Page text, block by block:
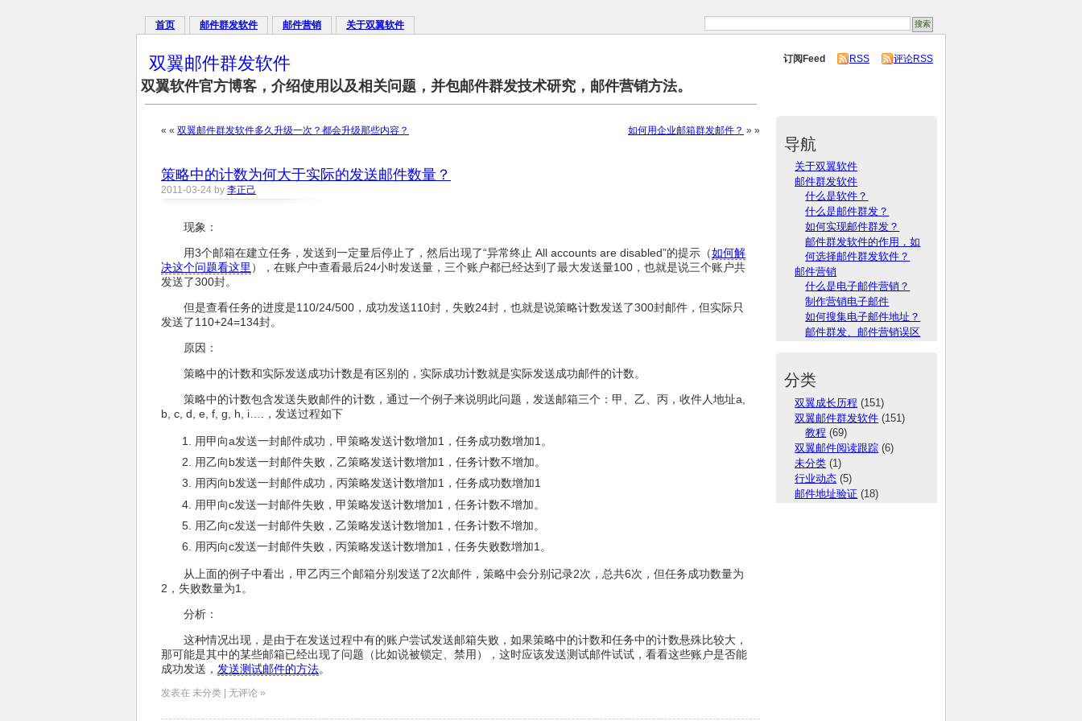
首页 邮件群发软件 邮件营销 关于双翼软件
双翼邮件群发软件
双翼软件官方博客，介绍使用以及相关问题，并包邮件群发技术研究，邮件营销方法。
订阅Feed RSS 评论RSS
« « 双翼邮件群发软件多久升级一次？都会升级那些内容？ 如何用企业邮箱群发邮件？ » »
策略中的计数为何大于实际的发送邮件数量？
2011-03-24 by 李正己
现象：
用3个邮箱在建立任务，发送到一定量后停止了，然后出现了“异常终止 All accounts are disabled”的提示（如何解
决这个问题看这里 ），在账户中查看最后24小时发送量，三个账户都已经达到了最大发送量100，也就是说三个账户共
发送了300封。
但是查看任务的进度是110/24/500，成功发送110封，失败24封，也就是说策略计数发送了300封邮件，但实际只
发送了110+24=134封。
原因：
策略中的计数和实际发送成功计数是有区别的，实际成功计数就是实际发送成功邮件的计数。
策略中的计数包含发送失败邮件的计数，通过一个例子来说明此问题，发送邮箱三个：甲、乙、丙，收件人地址a,
b, c, d, e, f, g, h, i….，发送过程如下
用甲向a发送一封邮件成功，甲策略发送计数增加1，任务成功数增加1。
用乙向b发送一封邮件失败，乙策略发送计数增加1，任务计数不增加。
用丙向b发送一封邮件成功，丙策略发送计数增加1，任务成功数增加1
用甲向c发送一封邮件失败，甲策略发送计数增加1，任务计数不增加。
用乙向c发送一封邮件失败，乙策略发送计数增加1，任务计数不增加。
用丙向c发送一封邮件失败，丙策略发送计数增加1，任务失败数增加1。
从上面的例子中看出，甲乙丙三个邮箱分别发送了2次邮件，策略中会分别记录2次，总共6次，但任务成功数量为
2，失败数量为1。
分析：
这种情况出现，是由于在发送过程中有的账户尝试发送邮箱失败，如果策略中的计数和任务中的计数悬殊比较大，
那可能是其中的某些邮箱已经出现了问题（比如说被锁定、禁用），这时应该发送测试邮件试试，看看这些账户是否能
成功发送， 发送测试邮件的方法。
发表在 未分类 | 无评论 »
导航
关于双翼软件
邮件群发软件
什么是软件？
什么是邮件群发？
如何实现邮件群发？
邮件群发软件的作用，如
何选择邮件群发软件？
邮件营销
什么是电子邮件营销？
制作营销电子邮件
如何搜集电子邮件地址？
邮件群发、邮件营销误区
分类
双翼成长历程 (151)
双翼邮件群发软件 (151)
教程 (69)
双翼邮件阅读跟踪 (6)
未分类 (1)
行业动态 (5)
邮件地址验证 (18)